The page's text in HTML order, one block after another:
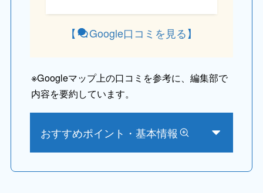
【 Google口コミを見る】
※Googleマップ上の口コミを参考に、編集部で
内容を要約しています。
おすすめポイント・基本情報